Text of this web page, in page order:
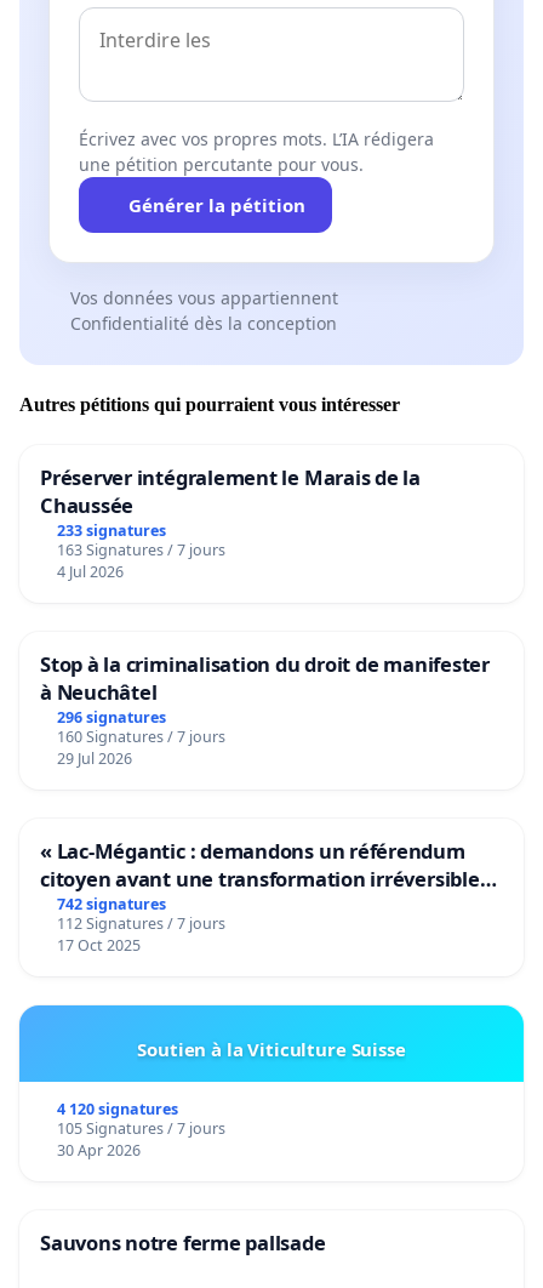
Écrivez avec vos propres mots. L’IA rédigera
une pétition percutante pour vous.
Générer la pétition
Vos données vous appartiennent
Confidentialité dès la conception
Autres pétitions qui pourraient vous intéresser
Préserver intégralement le Marais de la
Chaussée
233 signatures
163 Signatures / 7 jours
4 Jul 2026
Stop à la criminalisation du droit de manifester
à Neuchâtel
296 signatures
160 Signatures / 7 jours
29 Jul 2026
« Lac-Mégantic : demandons un référendum
citoyen avant une transformation irréversible
de notre territoire »
742 signatures
112 Signatures / 7 jours
17 Oct 2025
Soutien à la Viticulture Suisse
4 120 signatures
105 Signatures / 7 jours
30 Apr 2026
Sauvons notre ferme pallsade